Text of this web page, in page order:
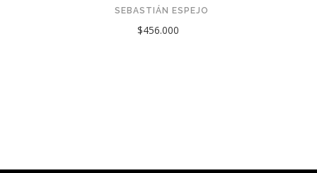
SEBASTIÁN ESPEJO
$456.000